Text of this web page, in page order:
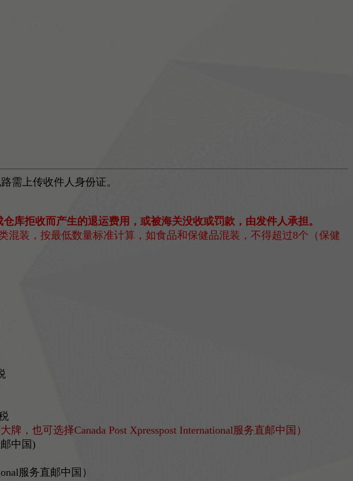
需上传收件人身份证。
库拒收而产生的退运费用，或被海关没收或罚款，由发件人承担。
装，按最低数量标准计算，如食品和保健品混装，不得超过8个（保健
，也可选择Canada Post Xpresspost International服务直邮中国）
中国)
服务直邮中国）